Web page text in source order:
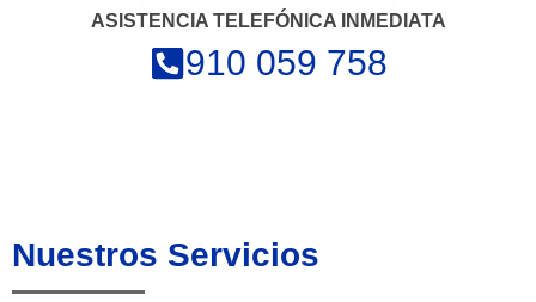
ASISTENCIA TELEFÓNICA INMEDIATA
910 059 758
Nuestros Servicios